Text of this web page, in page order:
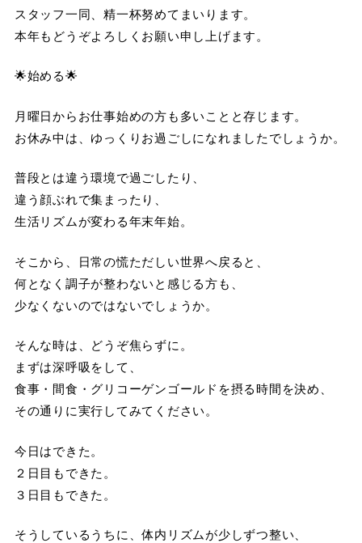
スタッフ一同、精一杯努めてまいります。
本年もどうぞよろしくお願い申し上げます。
🌟始める🌟
月曜日からお仕事始めの方も多いことと存じます。
お休み中は、ゆっくりお過ごしになれましたでしょうか。
普段とは違う環境で過ごしたり、
違う顔ぶれで集まったり、
生活リズムが変わる年末年始。
そこから、日常の慌ただしい世界へ戻ると、
何となく調子が整わないと感じる方も、
少なくないのではないでしょうか。
そんな時は、どうぞ焦らずに。
まずは深呼吸をして、
食事・間食・グリコーゲンゴールドを摂る時間を決め、
その通りに実行してみてください。
今日はできた。
２日目もできた。
３日目もできた。
そうしているうちに、体内リズムが少しずつ整い、